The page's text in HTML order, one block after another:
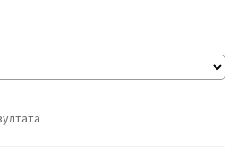
Сортирано